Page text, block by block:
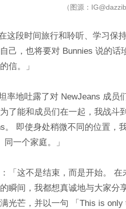
（图源：
这段时间旅行和聆听、学习保
己，也将要对 Bunnies 说的
信。」
率地吐露了对 NewJeans 成员
了能和成员们在一起，我战斗
。 即使身处稍微不同的位置，
同一个家庭。」
「这不是结束，而是开始。
瞬间，我都想真诚地与大家分
光芒，并以一句 「This is